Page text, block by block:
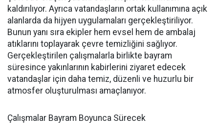
kaldırılıyor. Ayrıca vatandaşların ortak kullanımına açık
alanlarda da hijyen uygulamaları gerçekleştiriliyor.
Bunun yanı sıra ekipler hem evsel hem de ambalaj
atıklarını toplayarak çevre temizliğini sağlıyor.
Gerçekleştirilen çalışmalarla birlikte bayram
süresince yakınlarının kabirlerini ziyaret edecek
vatandaşlar için daha temiz, düzenli ve huzurlu bir
atmosfer oluşturulması amaçlanıyor.
Çalışmalar Bayram Boyunca Sürecek